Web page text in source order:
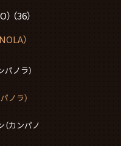
（36）
）
パノラ）
ノラ）
カンパノ